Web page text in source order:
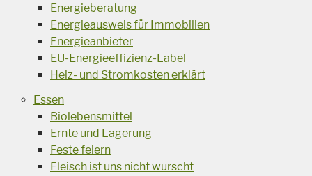
Energieberatung
Energieausweis für Immobilien
Energieanbieter
EU-Energieeffizienz-Label
Heiz- und Stromkosten erklärt
Essen
Biolebensmittel
Ernte und Lagerung
Feste feiern
Fleisch ist uns nicht wurscht